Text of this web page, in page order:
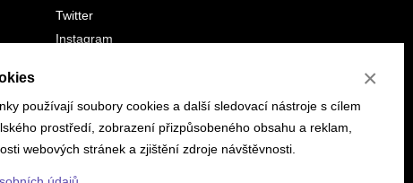
Twitter
Instagram
používají soubory cookies a další sledovací nástroje s cílem
prostředí, zobrazení přizpůsobeného obsahu a reklam,
webových stránek a zjištění zdroje návštěvnosti.
×